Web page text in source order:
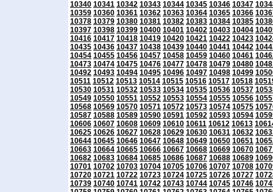
10340 10341 10342 10343 10344 10345 10346 10347
10359 10360 10361 10362 10363 10364 10365 10366
10378 10379 10380 10381 10382 10383 10384 10385
10397 10398 10399 10400 10401 10402 10403 10404
10416 10417 10418 10419 10420 10421 10422 10423
10435 10436 10437 10438 10439 10440 10441 10442
10454 10455 10456 10457 10458 10459 10460 10461
10473 10474 10475 10476 10477 10478 10479 10480
10492 10493 10494 10495 10496 10497 10498 10499
10511 10512 10513 10514 10515 10516 10517 10518
10530 10531 10532 10533 10534 10535 10536 10537
10549 10550 10551 10552 10553 10554 10555 10556
10568 10569 10570 10571 10572 10573 10574 10575
10587 10588 10589 10590 10591 10592 10593 10594
10606 10607 10608 10609 10610 10611 10612 10613
10625 10626 10627 10628 10629 10630 10631 10632
10644 10645 10646 10647 10648 10649 10650 10651
10663 10664 10665 10666 10667 10668 10669 10670
10682 10683 10684 10685 10686 10687 10688 10689
10701 10702 10703 10704 10705 10706 10707 10708
10720 10721 10722 10723 10724 10725 10726 10727
10739 10740 10741 10742 10743 10744 10745 10746